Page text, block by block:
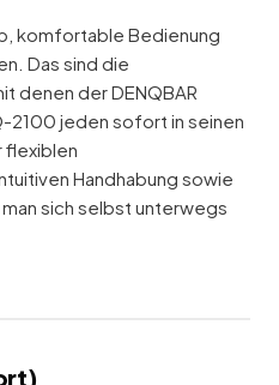
komfortable Bedienung
Das sind die
denen der DENQBAR
2100 jeden sofort in seinen
flexiblen
Handhabung sowie
sich selbst unterwegs
)